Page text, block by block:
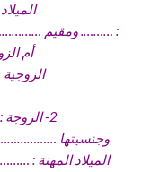
: ………. ومقيم
أم
2-
وجنسيتها ……………….
الميلاد المهنة :